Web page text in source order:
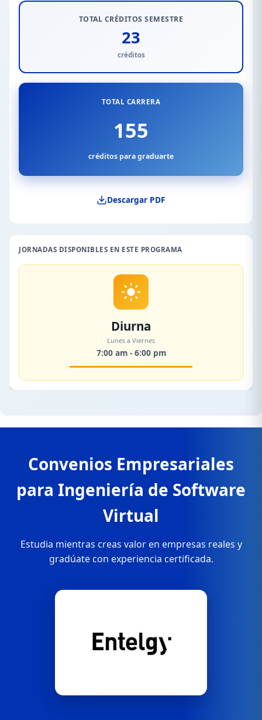
TOTAL CRÉDITOS SEMESTRE
23
créditos
TOTAL CARRERA
155
créditos para graduarte
Descargar PDF
JORNADAS DISPONIBLES EN ESTE PROGRAMA
Diurna
Lunes a Viernes
7:00 am - 6:00 pm
Convenios Empresariales
para Ingeniería de Software
Virtual
Estudia mientras creas valor en empresas reales y
gradúate con experiencia certificada.